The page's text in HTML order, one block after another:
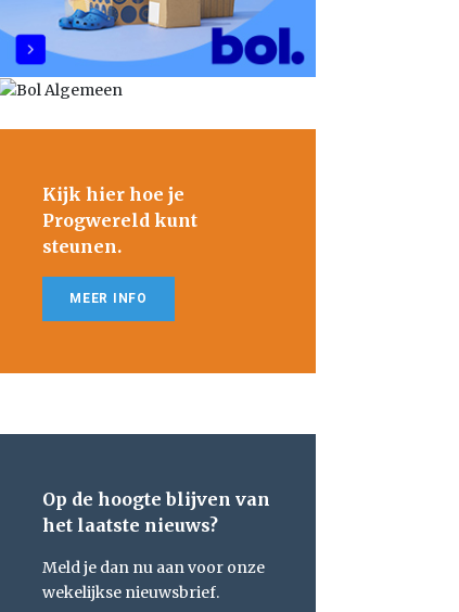
Kijk hier hoe je
Progwereld kunt
steunen.
MEER INFO
Op de hoogte blijven van
het laatste nieuws?
Meld je dan nu aan voor onze
wekelijkse nieuwsbrief.